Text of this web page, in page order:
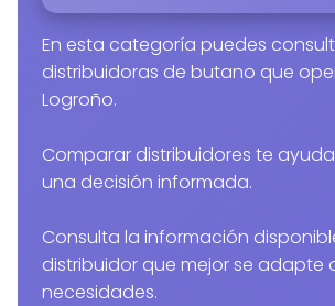
En esta categoría puedes consultar empresas
distribuidoras de butano que
Logroño.
Comparar distribuidores te
una decisión informada.
Consulta la información
distribuidor que mejor se adapte
necesidades.